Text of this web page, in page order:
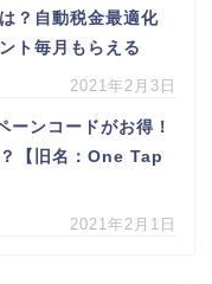
？自動税金最適化
ト毎月もらえる
2021年2月3日
ーンコードがお得！
【旧名：One Tap
2021年2月1日